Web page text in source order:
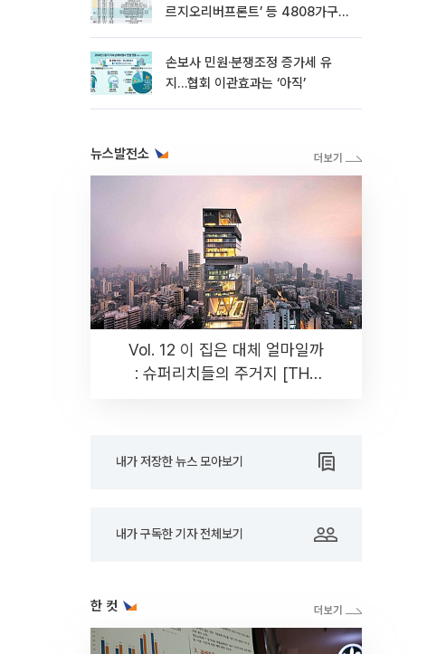
르지오리버프론트’ 등 4808가구
손보사 민원·분쟁조정 증가세 유
지…협회 이관효과는 ‘아직’
뉴스발전소
Vol. 12 이 집은 대체 얼마일까
: 슈퍼리치들의 주거지 [THE
내가 저장한 뉴스 모아보기
내가 구독한 기자 전체보기
한 컷